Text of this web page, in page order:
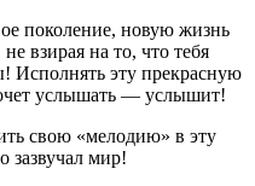
поколение, новую жизнь
взирая на то, что тебя
Исполнять эту прекрасную
услышать — услышит!
свою «мелодию» в эту
мир!